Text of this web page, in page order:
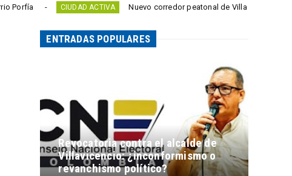
CIUDAD ACTIVA Nuevo corredor peatonal de Villa Julia elimina barreras
ENTRADAS POPULARES
Revocatoria contra el alcalde de
Villavicencio: ¿inconformismo o
revanchismo político?